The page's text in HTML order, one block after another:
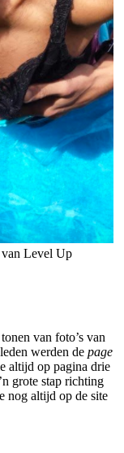
van Level Up
van foto’s van
werden de page
altijd op pagina drie
grote stap richting
nog altijd op de site